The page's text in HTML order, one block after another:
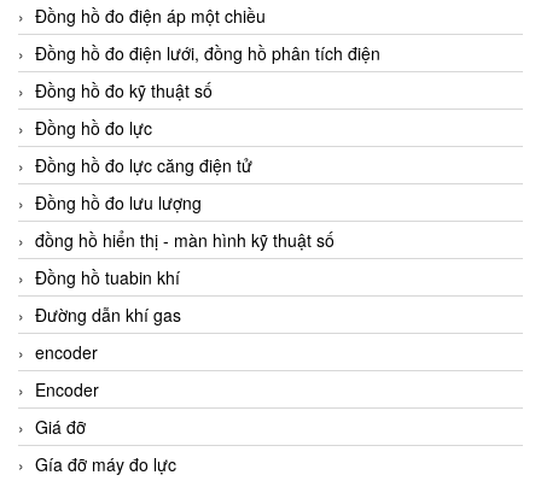
Đồng hồ đo điện áp một chiều
Đồng hồ đo điện lưới, đồng hồ phân tích điện
Đồng hồ đo kỹ thuật số
Đồng hồ đo lực
Đồng hồ đo lực căng điện tử
Đồng hồ đo lưu lượng
đồng hồ hiển thị - màn hình kỹ thuật số
Đồng hồ tuabin khí
Đường dẫn khí gas
encoder
Encoder
Giá đỡ
Gía đỡ máy đo lực